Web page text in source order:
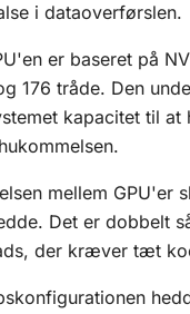
i dataoverførslen.
er baseret på
176 tråde. Den
kapacitet til
mellem GPU'er
Det er dobbelt
der kræver tæt